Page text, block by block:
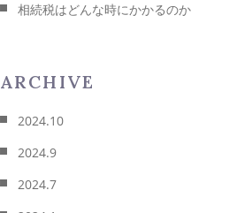
相続税はどんな時にかかるのか
ARCHIVE
2024.10
2024.9
2024.7